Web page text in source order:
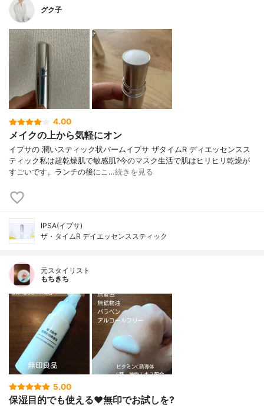
グク子
4.00
メイクの上から気軽にオン
イプサの 潤いスティック状バームイプサ ザタイムR ディエッセンスス
ティック私は超乾燥肌で敏感肌?今のマスク生活で肌はヒリヒリ乾燥が
すごいです。ランチの後にこ…続きを見る
IPSA(イプサ)
ザ・タイムR デイエッセンススティック
元スタイリスト
もちきち
5.00
保湿目的でも使える♥️無印でお試しを?